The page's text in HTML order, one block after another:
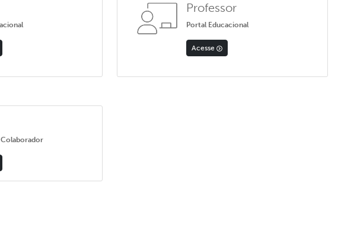
Professor
Portal Educacional
Acesse
Colaborador